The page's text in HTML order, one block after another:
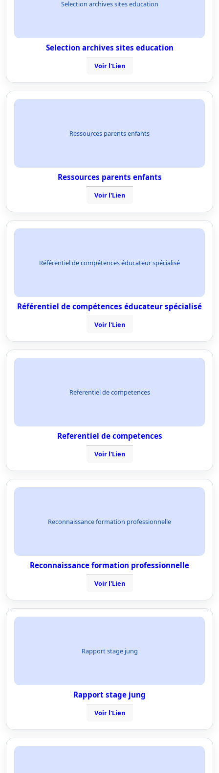
Selection archives sites education
Selection archives sites education
Voir l'Lien
Ressources parents enfants
Ressources parents enfants
Voir l'Lien
Référentiel de compétences éducateur spécialisé
Référentiel de compétences éducateur spécialisé
Voir l'Lien
Referentiel de competences
Referentiel de competences
Voir l'Lien
Reconnaissance formation professionnelle
Reconnaissance formation professionnelle
Voir l'Lien
Rapport stage jung
Rapport stage jung
Voir l'Lien